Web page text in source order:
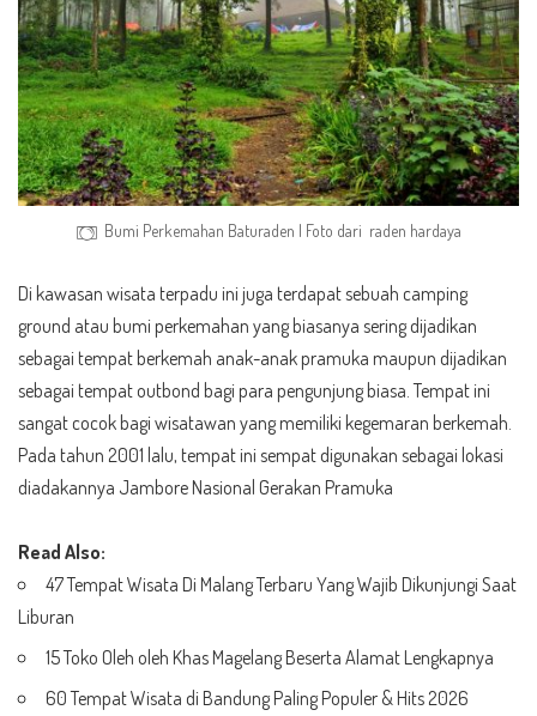
Bumi Perkemahan Baturaden | Foto dari raden hardaya
Di kawasan wisata terpadu ini juga terdapat sebuah camping
ground atau bumi perkemahan yang biasanya sering dijadikan
sebagai tempat berkemah anak-anak pramuka maupun dijadikan
sebagai tempat outbond bagi para pengunjung biasa. Tempat ini
sangat cocok bagi wisatawan yang memiliki kegemaran berkemah.
Pada tahun 2001 lalu, tempat ini sempat digunakan sebagai lokasi
diadakannya Jambore Nasional Gerakan Pramuka
Read Also:
47 Tempat Wisata Di Malang Terbaru Yang Wajib Dikunjungi Saat
Liburan
15 Toko Oleh oleh Khas Magelang Beserta Alamat Lengkapnya
60 Tempat Wisata di Bandung Paling Populer & Hits 2026